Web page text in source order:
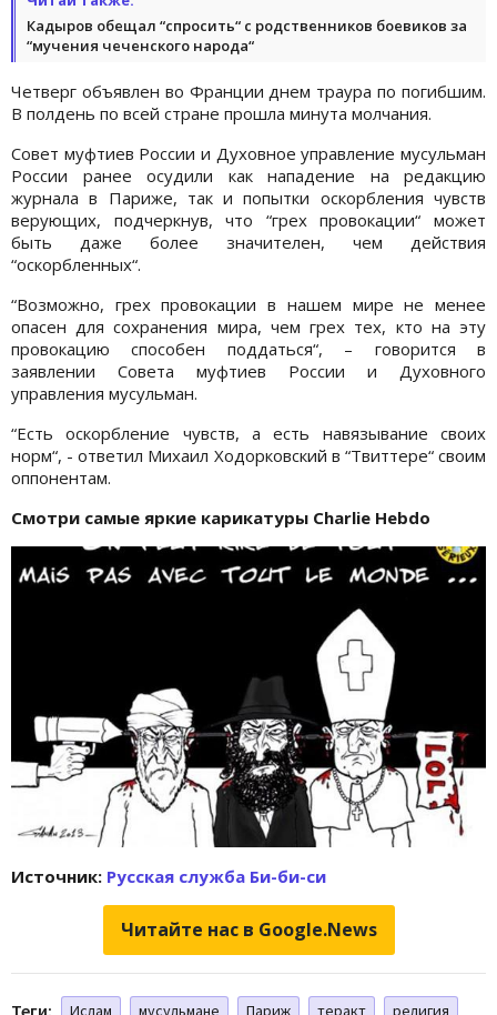
Кадыров обещал “спросить“ с родственников боевиков за
“мучения чеченского народа“
Четверг объявлен во Франции днем траура по погибшим.
В полдень по всей стране прошла минута молчания.
Совет муфтиев России и Духовное управление мусульман
России ранее осудили как нападение на редакцию
журнала в Париже, так и попытки оскорбления чувств
верующих, подчеркнув, что “грех провокации“ может
быть даже более значителен, чем действия
“оскорбленных“.
“Возможно, грех провокации в нашем мире не менее
опасен для сохранения мира, чем грех тех, кто на эту
провокацию способен поддаться“, – говорится в
заявлении Совета муфтиев России и Духовного
управления мусульман.
“Есть оскорбление чувств, а есть навязывание своих
норм“, - ответил Михаил Ходорковский в “Твиттере“ своим
оппонентам.
Смотри самые яркие карикатуры Charlie Hebdo
Источник: Русская служба Би-би-си
Читайте нас в Google.News
Теги: Ислам мусульмане Париж теракт
религия